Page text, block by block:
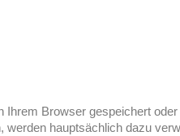
Browser gespeichert
werden hauptsächlich dazu